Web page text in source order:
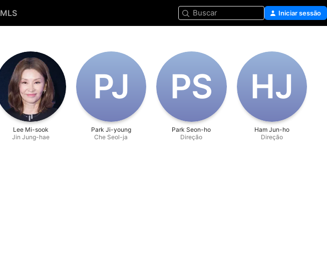
MLS Buscar Iniciar sessão
Lee Mi-sook
Jin Jung-hae
P‌J
Park Ji-young
Che Seol-ja
P‌S
Park Seon-ho
Direção
H‌J
Ham Jun-ho
Direção